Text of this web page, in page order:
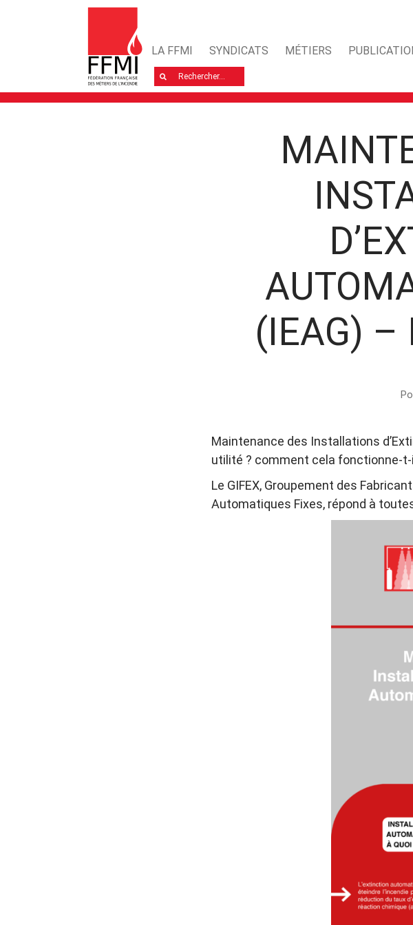
LA FFMI SYNDICATS MÉTIERS
Rechercher
(IEAG) –
Maintenance des Installations
utilité ? comment cela fonctionne-t-
Le GIFEX, Groupement des
Automatiques Fixes, répond à